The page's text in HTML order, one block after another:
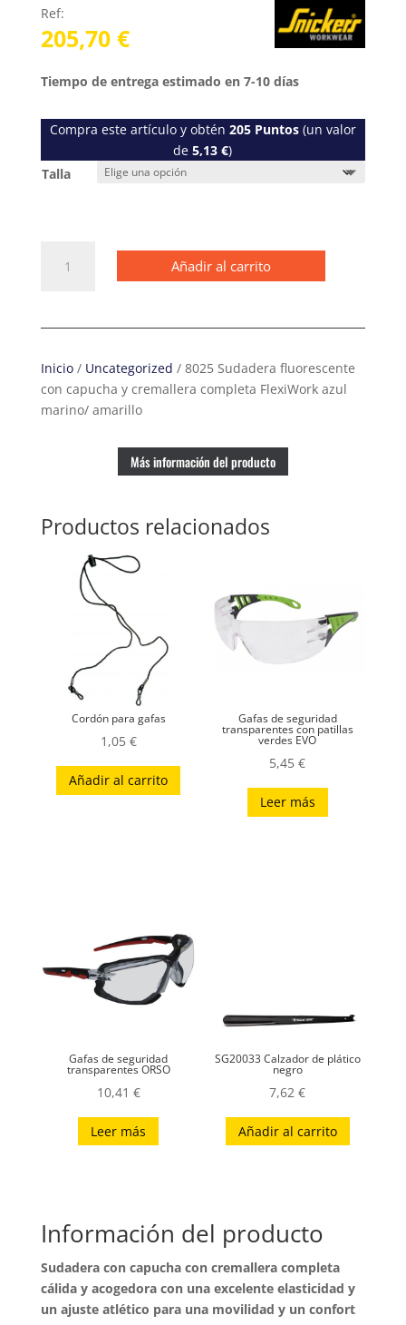
Ref:
205,70 €
Tiempo de entrega estimado en 7-10 días
Compra este artículo y obtén 205Puntos(un valor
de5,13€)
Talla
Sudadera
capucha
cremallera
completa
FlexiWork
Añadir al carrito
Inicio/ Uncategorized / 8025 Sudadera fluorescente
con capucha y cremallera completa FlexiWork azul
marino/ amarillo
Más información del producto
Productos relacionados
Cordón para gafas
1,05 €
Añadir al carrito
Gafas de seguridad
transparentes con patillas
verdes EVO
5,45€
Leer más
Gafas de seguridad
transparentes ORSO
10,41 €
Leer más
SG20033 Calzador de plático
negro
7,62€
Añadir al carrito
Información del producto
Sudadera con capucha con cremallera completa
cálida y acogedora con una excelente elasticidad y
un ajuste atlético para una movilidad y un confort